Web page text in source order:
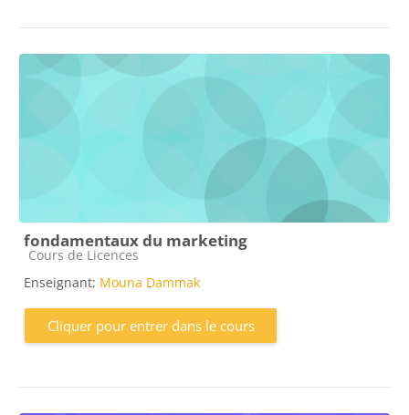
fondamentaux du marketing
Catégorie de cours
Cours de Licences
Enseignant: Mouna Dammak
Cliquer pour entrer dans le cours